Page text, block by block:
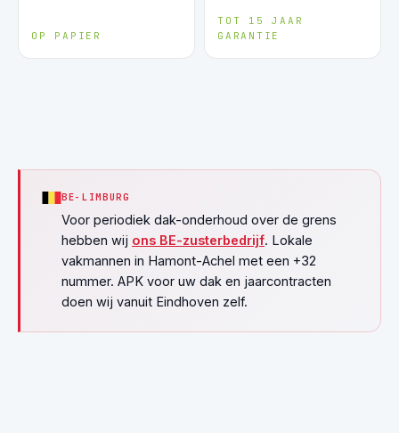
OP PAPIER
TOT 15 JAAR
GARANTIE
BE-LIMBURG
Voor periodiek dak-onderhoud over de grens
hebben wij ons BE-zusterbedrijf. Lokale
vakmannen in Hamont-Achel met een +32
nummer. APK voor uw dak en jaarcontracten
doen wij vanuit Eindhoven zelf.